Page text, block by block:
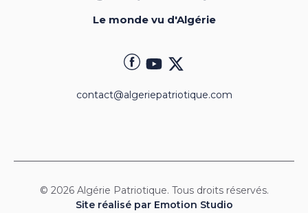
Le monde vu d'Algérie
contact@algeriepatriotique.com
© 2026 Algérie Patriotique. Tous droits réservés.
Site réalisé par Emotion Studio